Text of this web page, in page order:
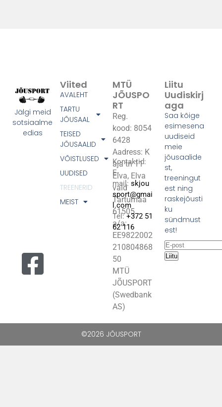
Jälgi meid
sotsiaalme
edias
MTÜ
JÕUSPO
RT
Reg.
kood: 8054
6428
Aadress: K
aja tn 11
Elva, Elva
vald
Tartumaa
61505
a/a:
EE9822002
210804868
50
MTÜ
JÕUSPORT
(Swedbank
AS)
Kontaktid:
E-
mail: skjou
sport@gmai
l.com
Tel:+372 51
62 116
Viited
AVALEHT
TARTU
JÕUSAAL
TEISED
JÕUSAALID
VÕISTLUSED
UUDISED
TREENERID
MEIST
Liitu
Uudiskirj
Aga
Saa kõige
esimesena
uudiseid
meie
jõusaalide
st,
treeningut
est ning
raskejõusti
ku
sündmust
est!
Liitu
©2026 JÕUSPORT